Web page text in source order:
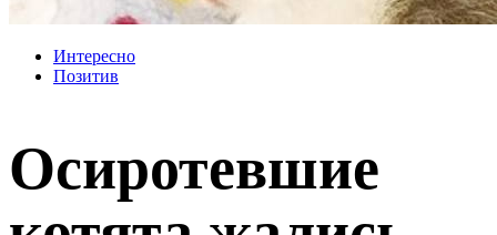
Интересно
Позитив
Осиротевшие